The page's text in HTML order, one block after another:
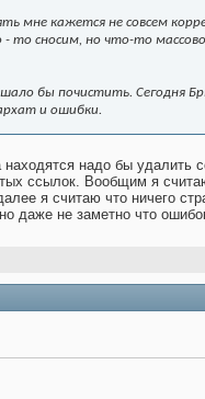
мне кажется не совсем
- то сносим, но что-то
бы почистить. Сегодня
и ошибки.
надо бы
ссылок. Вообщим я
я считаю что ничего
даже не заметно что